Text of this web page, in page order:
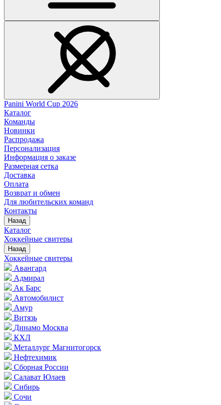
Panini World Cup 2026
Каталог
Команды
Новинки
Распродажа
Персонализация
Информация о заказе
Размерная сетка
Доставка
Оплата
Возврат и обмен
Для любительских команд
Контакты
Назад
Каталог
Хоккейные свитеры
Назад
Хоккейные свитеры
Авангард
Адмирал
Ак Барс
Автомобилист
Амур
Витязь
Динамо Москва
КХЛ
Металлург Магнитогорск
Нефтехимик
Сборная России
Салават Юлаев
Сибирь
Сочи